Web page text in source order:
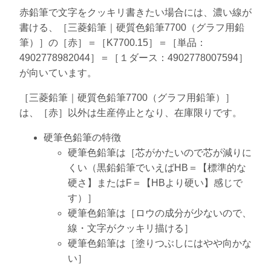
赤鉛筆で文字をクッキリ書きたい場合には、濃い線が
書ける、［三菱鉛筆｜硬質色鉛筆7700（グラフ用鉛
筆）］の［赤］＝［K7700.15］＝［単品：
4902778982044］＝［１ダース：4902778007594］
が向いています。
［三菱鉛筆｜硬質色鉛筆7700（グラフ用鉛筆）］
は、［赤］以外は生産停止となり、在庫限りです。
硬筆色鉛筆の特徴
硬筆色鉛筆は［芯がかたいので芯が減りに
くい（黒鉛鉛筆でいえばHB＝【標準的な
硬さ】またはF＝【HBより硬い】感じで
す）］
硬筆色鉛筆は［ロウの成分が少ないので、
線・文字がクッキリ描ける］
硬筆色鉛筆は［塗りつぶしにはやや向かな
い］